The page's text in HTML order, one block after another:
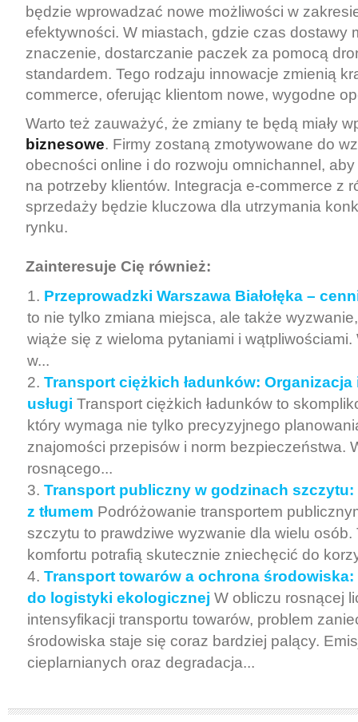
będzie wprowadzać nowe możliwości w
efektywności. W miastach, gdzie czas dostawy
znaczenie, dostarczanie paczek za pomocą
standardem. Tego rodzaju innowacje zmienią
commerce, oferując klientom nowe, wygodne
Warto też zauważyć, że zmiany te będą miały
biznesowe. Firmy zostaną zmotywowane do
obecności online i do rozwoju omnichannel,
na potrzeby klientów. Integracja e-commerce z
sprzedaży będzie kluczowa dla utrzymania
rynku.
Zainteresuje Cię również:
Przeprowadzki Warszawa Białołęka –
to nie tylko zmiana miejsca, ale także
wiąże się z wieloma pytaniami i wątpliwościami.
w...
Transport ciężkich ładunków:
usługi Transport ciężkich ładunków to
który wymaga nie tylko precyzyjnego
znajomości przepisów i norm bezpieczeństwa.
rosnącego...
Transport publiczny w godzinach
z tłumem Podróżowanie transportem
szczytu to prawdziwe wyzwanie dla wielu osób.
komfortu potrafią skutecznie zniechęcić do
Transport towarów a ochrona
do logistyki ekologicznej W obliczu rosnącej
intensyfikacji transportu towarów, problem
środowiska staje się coraz bardziej palący.
cieplarnianych oraz degradacja...